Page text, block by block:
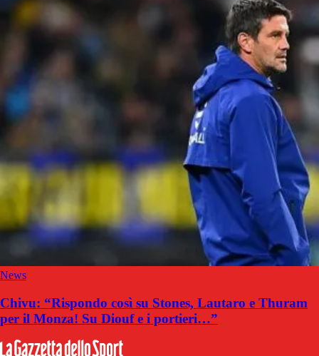
News
Chivu: “Rispondo così su Stones, Lautaro e Thuram
per il Monza! Su Diouf e i portieri…”